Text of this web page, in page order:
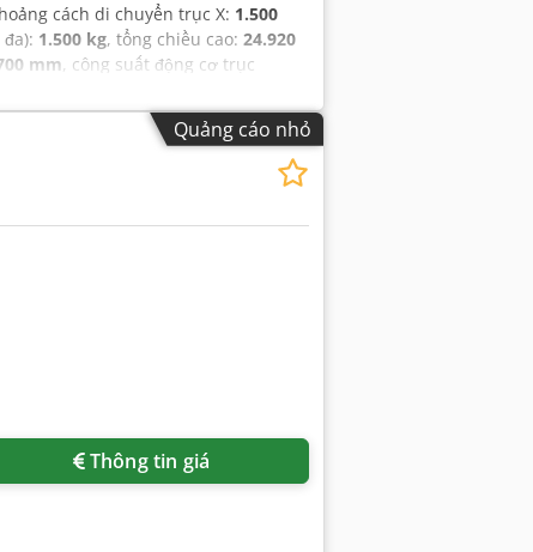
cách di chuyển trục X: 1.500
1.500 kg, tổng chiều cao: 24.920
mm, công suất động cơ trục
75 mm, chiều dài dụng cụ:250 mm,
Quảng cáo nhỏ
Thông tin giá